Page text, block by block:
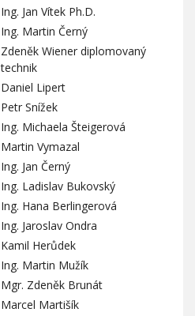
Ing. Jan Vítek Ph.D.
Ing. Martin Černý
Zdeněk Wiener diplomovaný
technik
Daniel Lipert
Petr Snížek
Ing. Michaela Šteigerová
Martin Vymazal
Ing. Jan Černý
Ing. Ladislav Bukovský
Ing. Hana Berlingerová
Ing. Jaroslav Ondra
Kamil Herůdek
Ing. Martin Mužík
Mgr. Zdeněk Brunát
Marcel Martišík